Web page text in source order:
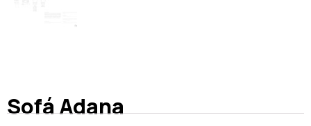
Sofá Adana